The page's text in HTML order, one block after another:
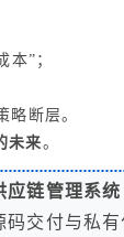
本”；
略断层。
未来。
应链管理系统
交付与私有